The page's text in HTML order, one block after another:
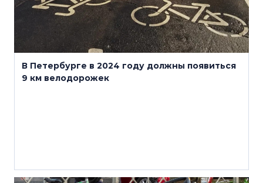
В Петербурге в 2024 году должны появиться
9 км велодорожек